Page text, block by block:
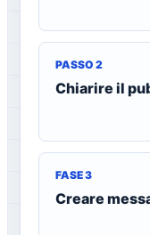
PASSO 2
Chiarire il
FASE 3
Creare